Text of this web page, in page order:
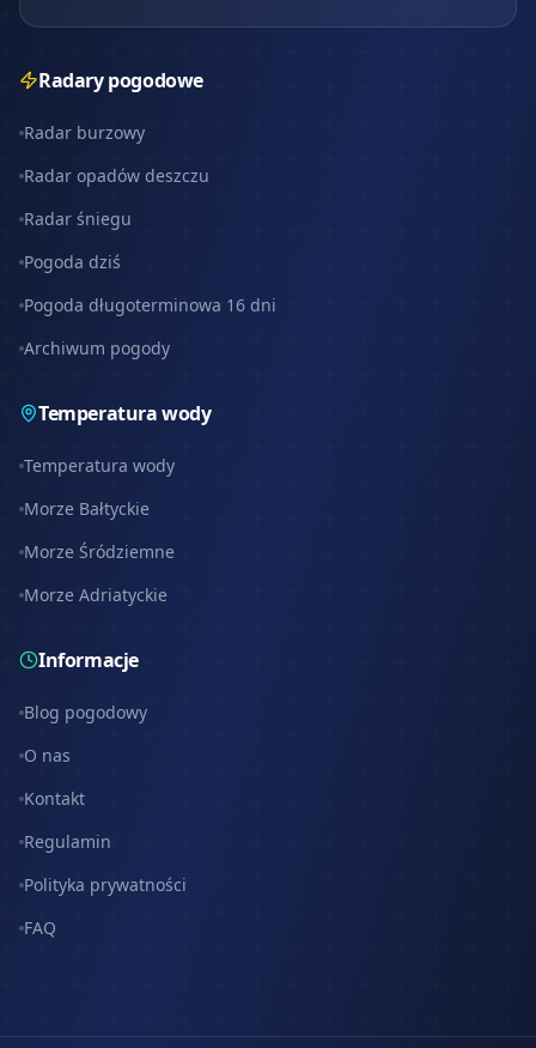
Radary pogodowe
Radar burzowy
Radar opadów deszczu
Radar śniegu
Pogoda dziś
Pogoda długoterminowa 16 dni
Archiwum pogody
Temperatura wody
Temperatura wody
Morze Bałtyckie
Morze Śródziemne
Morze Adriatyckie
Informacje
Blog pogodowy
O nas
Kontakt
Regulamin
Polityka prywatności
FAQ